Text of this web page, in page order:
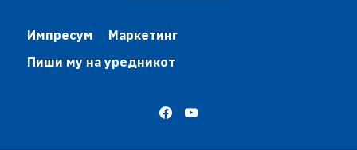
Импресум
Маркетинг
Пиши му на уредникот